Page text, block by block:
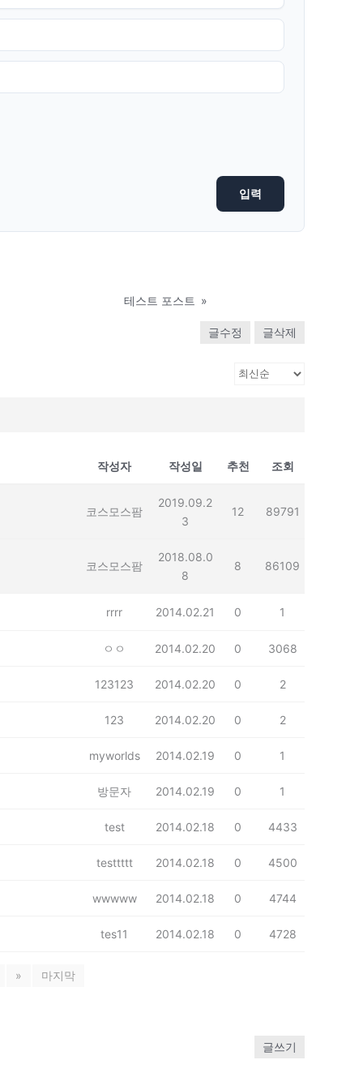
테스트 포스트 »
글수정 글삭제
작성자 작성일 추천 조회
코스모스팜
2019.09.2
3
12 89791
코스모스팜
2018.08.0
8
8 86109
rrrr 2014.02.21 0 1
ㅇㅇ 2014.02.20 0 3068
123123 2014.02.20 0 2
123 2014.02.20 0 2
myworlds 2014.02.19 0 1
방문자 2014.02.19 0 1
test 2014.02.18 0 4433
testtttt 2014.02.18 0 4500
wwwww 2014.02.18 0 4744
tes11 2014.02.18 0 4728
» 마지막
글쓰기